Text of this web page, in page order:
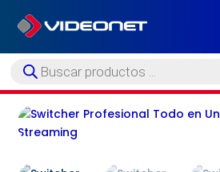
Búsqueda
de